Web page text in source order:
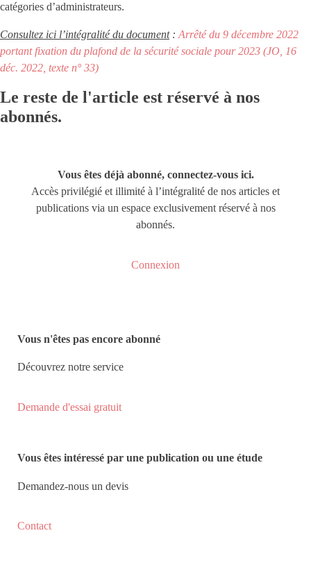
catégories d’administrateurs.
Consultez ici l’intégralité du document: Arrêté du 9 décembre 2022
portant fixation du plafond de la sécurité sociale pour 2023 (JO, 16
déc. 2022, texte n° 33)
Le reste de l'article est réservé à nos
abonnés.
Vous êtes déjà abonné, connectez-vous ici.
Accès privilégié et illimité à l’intégralité de nos articles et
publications via un espace exclusivement réservé à nos
abonnés.
Connexion
Vous n'êtes pas encore abonné
Découvrez notre service
Demande d'essai gratuit
Vous êtes intéressé par une publication ou une étude
Demandez-nous un devis
Contact